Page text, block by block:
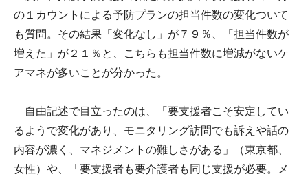
の１カウントによる予防プランの担当件数の変化ついて
も質問。その結果「変化なし」が７９％、「担当件数が
増えた」が２１％と、こちらも担当件数に増減がないケ
アマネが多いことが分かった。
自由記述で目立ったのは、「要支援者こそ安定してい
るようで変化があり、モニタリング訪問でも訴えや話の
内容が濃く、マネジメントの難しさがある」（東京都、
女性）や、「要支援者も要介護者も同じ支援が必要。メ